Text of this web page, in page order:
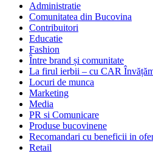
Administratie
Comunitatea din Bucovina
Contribuitori
Educatie
Fashion
Între brand și comunitate
La firul ierbii – cu CAR
Locuri de munca
Marketing
Media
PR si Comunicare
Produse bucovinene
Recomandari cu beneficii in
Retail